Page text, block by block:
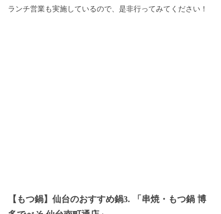
ランチ営業も実施しているので、是非行ってみてください！
【もつ鍋】仙台のおすすめ鍋3. 「串焼・もつ鍋 博